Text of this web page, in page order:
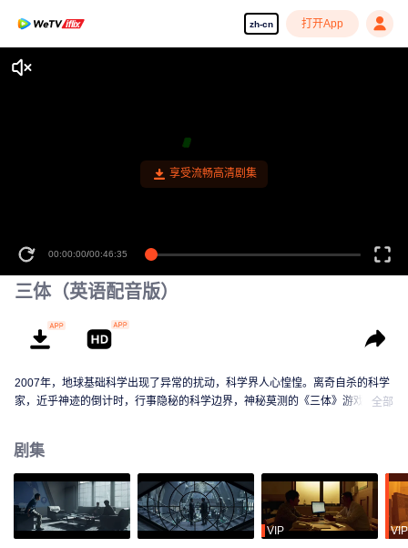
zh-cn 打开App
享受流畅高清剧集
00:00:00/00:46:35
三体（英语配音版）
2007年，地球基础科学出现了异常的扰动，科学界人心惶惶。离奇自杀的科学
家，近乎神迹的倒计时，行事隐秘的科学边界，神秘莫测的《三体》游戏……
游戏的秘密，竟是两个文明为了生存空间，孤注一掷的生死相逐，在众人的共
同努力下，汪淼、史强等人坚定信念、重燃希望，带领大家准备一起面对即将
来临的人类危机。
全部
剧集
VIP VIP